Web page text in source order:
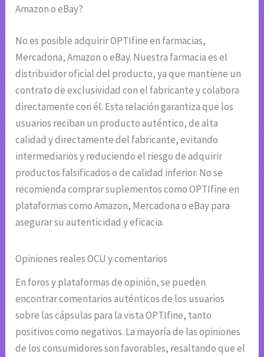
Amazon o eBay?
No es posible adquirir OPTIfine en farmacias,
Mercadona, Amazon o eBay. Nuestra farmacia es el
distribuidor oficial del producto, ya que mantiene un
contrato de exclusividad con el fabricante y colabora
directamente con él. Esta relación garantiza que los
usuarios reciban un producto auténtico, de alta
calidad y directamente del fabricante, evitando
intermediarios y reduciendo el riesgo de adquirir
productos falsificados o de calidad inferior. No se
recomienda comprar suplementos como OPTIfine en
plataformas como Amazon, Mercadona o eBay para
asegurar su autenticidad y eficacia.
Opiniones reales OCU y comentarios
En foros y plataformas de opinión, se pueden
encontrar comentarios auténticos de los usuarios
sobre las cápsulas para la vista OPTIfine, tanto
positivos como negativos. La mayoría de las opiniones
de los consumidores son favorables, resaltando que el